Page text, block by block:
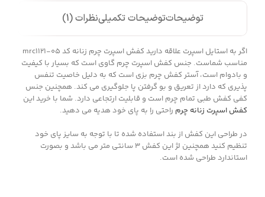
توضیحاتتوضیحات تکمیلینظرات (1)
اگر به استایل اسپرت علاقه دارید کفش اسپرت چرم زنانه کد mrc1121-05
مناسب شماست. جنس کفش اسپرت چرم گاوی است که بسیار با کیفیت
و بادوام است، آستر کفش چرم بزی است که به دلیل خاصیت تنفس
پذیری که دارد از تعریق و بو گرفتن پا جلوگیری می کند. همچنین جنس
کفی کفش طبی تمام چرم است و قابلیت ارتجاعی دارد. شما با خرید این
کفش اسپرت زنانه چرم راحتی را به پای خود هدیه می دهید.
در طراحی این کفش از بند استفاده شده تا با توجه به سایز پای خود
تنظیم کنید همچنین لژ این کفش 3 سانتی متر می باشد و بصورت
استاندارد طراحی شده است.